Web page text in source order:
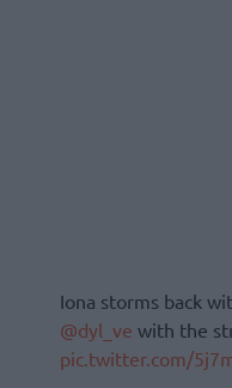
Iona storms back
@dyl_ve with the
pic.twitter.com/